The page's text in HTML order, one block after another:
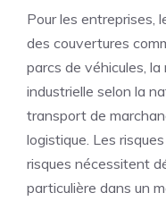
Pour les entreprises,
des couvertures
parcs de véhicules,
industrielle selon la
transport de
logistique. Les
risques nécessitent
particulière dans un